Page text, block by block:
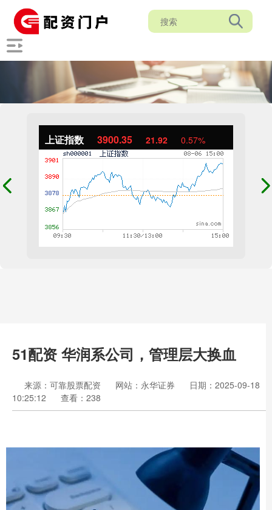
上证指数 3900.35 21.92 0.57%
51配资 华润系公司，管理层大换血
来源：可靠股票配资 网站：永华证券
日期：2025-09-18
10:25:12
查看：238